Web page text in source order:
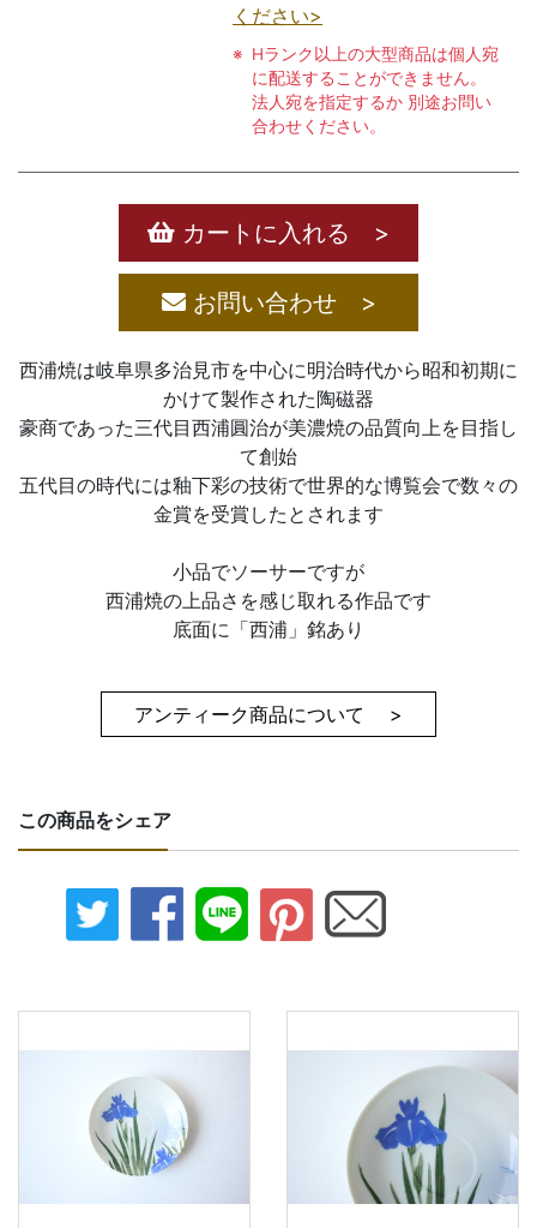
ください>
Hランク以上の大型商品は個人宛
に配送することができません。
法人宛を指定するか 別途お問い
合わせください。
カートに入れる >
お問い合わせ >
西浦焼は岐阜県多治見市を中心に明治時代から昭和初期に
かけて製作された陶磁器
豪商であった三代目西浦圓治が美濃焼の品質向上を目指し
て創始
五代目の時代には釉下彩の技術で世界的な博覧会で数々の
金賞を受賞したとされます
小品でソーサーですが
西浦焼の上品さを感じ取れる作品です
底面に「西浦」銘あり
アンティーク商品について >
この商品をシェア